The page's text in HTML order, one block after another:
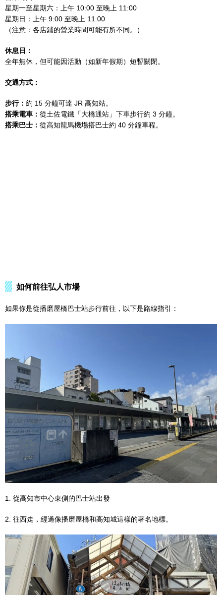
星期一至星期六：上午 10:00 至晚上 11:00
星期日：上午 9:00 至晚上 11:00
（注意：各店鋪的營業時間可能有所不同。）
休息日：
全年無休，但可能因活動（如新年假期）短暫關閉。
交通方式：
步行： 約 15 分鐘可達 JR 高知站。
搭乘電車： 從土佐電鐵「大橋通站」下車步行約 3 分鐘。
搭乘巴士： 從高知龍馬機場搭巴士約 40 分鐘車程。
如何前往弘人市場
如果你是從播磨屋橋巴士站步行前往，以下是路線指引：
1. 從高知市中心東側的巴士站出發
2. 往西走，經過像播磨屋橋和高知城這樣的著名地標。